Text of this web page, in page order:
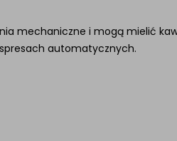
mechaniczne i mogą mielić
automatycznych.